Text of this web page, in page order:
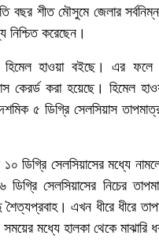
বছর শীত মৌসুমে জেলার
নিশ্চিত করেছেন।
হিমেল হাওয়া বইছে। এর
কেরর্ড করা হয়েছে। হিমেল
৫ ডিগ্রি সেলসিয়াস
ডিগ্রি সেলসিয়াসের মধ্যে
ডিগ্রি সেলসিয়াসের নিচের
এখন ধীরে ধীরে
মধ্যে হালকা থেকে মাঝারি